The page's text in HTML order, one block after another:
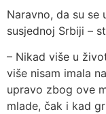
Naravno, da su
susjednoj Srbiji –
– Nikad više u
više nisam imala
upravo zbog ove
mlade, čak i kad